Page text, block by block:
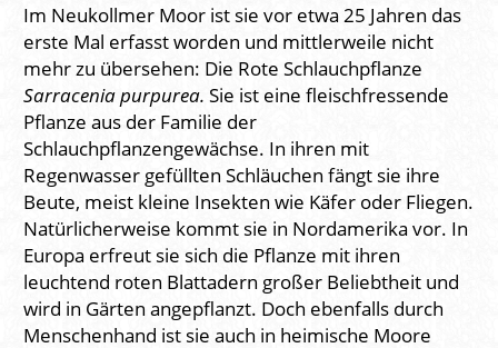
Im Neukollmer Moor ist sie vor etwa 25 Jahren das
erste Mal erfasst worden und mittlerweile nicht
mehr zu übersehen: Die Rote Schlauchpflanze
Sarracenia purpurea. Sie ist eine fleischfressende
Pflanze aus der Familie der
Schlauchpflanzengewächse. In ihren mit
Regenwasser gefüllten Schläuchen fängt sie ihre
Beute, meist kleine Insekten wie Käfer oder Fliegen.
Natürlicherweise kommt sie in Nordamerika vor. In
Europa erfreut sie sich die Pflanze mit ihren
leuchtend roten Blattadern großer Beliebtheit und
wird in Gärten angepflanzt. Doch ebenfalls durch
Menschenhand ist sie auch in heimische Moore